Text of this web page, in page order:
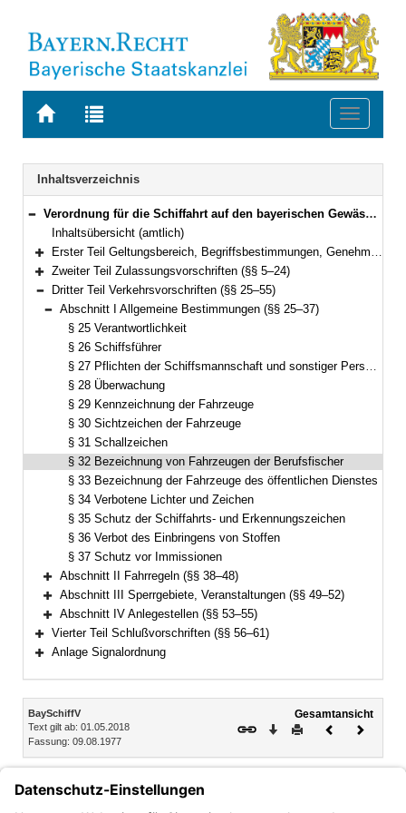
Zur
BAYERN.RECHT
Zur
letzten
Suche
Toggle
Navigation
Inhaltsverzeichnis
Bereich reduzieren
Verordnung für die Schiffahrt auf den bayerischen Gewässern (Bayerische Schifffahrtsverordnung – BaySchiffV) Vom 9. August 1977 (BayRS V S. 794) BayRS 95-5-B (§§ 1–61)
Inhaltsübersicht (amtlich)
Bereich erweitern
Erster Teil Geltungsbereich, Begriffsbestimmungen, Genehmigungspflicht (§§ 1–4)
Bereich erweitern
Zweiter Teil Zulassungsvorschriften (§§ 5–24)
Bereich reduzieren
Dritter Teil Verkehrsvorschriften (§§ 25–55)
Bereich reduzieren
Abschnitt I Allgemeine Bestimmungen (§§ 25–37)
§ 25 Verantwortlichkeit
§ 26 Schiffsführer
§ 27 Pflichten der Schiffsmannschaft und sonstiger Personen an Bord
§ 28 Überwachung
§ 29 Kennzeichnung der Fahrzeuge
§ 30 Sichtzeichen der Fahrzeuge
§ 31 Schallzeichen
§ 32 Bezeichnung von Fahrzeugen der Berufsfischer
§ 33 Bezeichnung der Fahrzeuge des öffentlichen Dienstes
§ 34 Verbotene Lichter und Zeichen
§ 35 Schutz der Schiffahrts- und Erkennungszeichen
§ 36 Verbot des Einbringens von Stoffen
§ 37 Schutz vor Immissionen
Bereich erweitern
Abschnitt II Fahrregeln (§§ 38–48)
Bereich erweitern
Abschnitt III Sperrgebiete, Veranstaltungen (§§ 49–52)
Bereich erweitern
Abschnitt IV Anlegestellen (§§ 53–55)
Bereich erweitern
Vierter Teil Schlußvorschriften (§§ 56–61)
Anlage Signalordnung
Inhalt
BaySchiffV
Text gilt ab: 01.05.2018
Fassung: 09.08.1977
Gesamtansicht
Download
DruckenVorheriges
Fahrzeuge der Berufsfischer beim Fang müssen eine weiße